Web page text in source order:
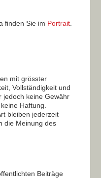
finden Sie im Portrait
mit grösster
Vollständigkeit und
jedoch keine Gewähr
Haftung.
bleiben jederzeit
die Meinung des
Beiträge